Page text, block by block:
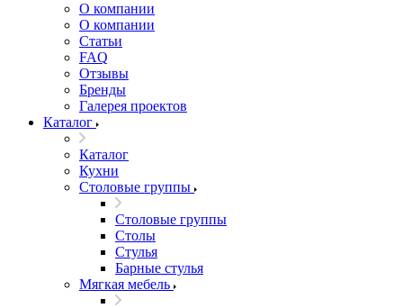
О компании
О компании
Статьи
FAQ
Отзывы
Бренды
Галерея проектов
Каталог
Каталог
Кухни
Столовые группы
Столовые группы
Столы
Стулья
Барные стулья
Мягкая мебель